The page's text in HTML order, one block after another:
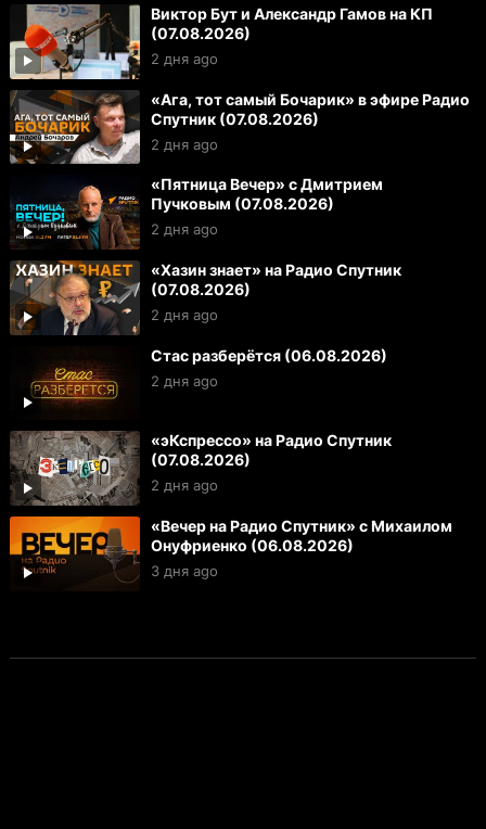
Виктор Бут и Александр Гамов на КП
(07.08.2026)
2 дня ago
«Ага, тот самый Бочарик» в эфире Радио
Спутник (07.08.2026)
2 дня ago
«Пятница Вечер» с Дмитрием
Пучковым (07.08.2026)
2 дня ago
«Хазин знает» на Радио Спутник
(07.08.2026)
2 дня ago
Стас разберётся (06.08.2026)
2 дня ago
«эКспрессо» на Радио Спутник
(07.08.2026)
2 дня ago
«Вечер на Радио Спутник» с Михаилом
Онуфриенко (06.08.2026)
3 дня ago